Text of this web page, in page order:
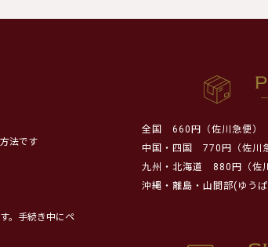
法です
。手続き中にペ
全国
660円（佐川急便）
中国・四国
770円（佐川
九州・北海道
880円（佐
沖縄・離島・山間部(ゆう